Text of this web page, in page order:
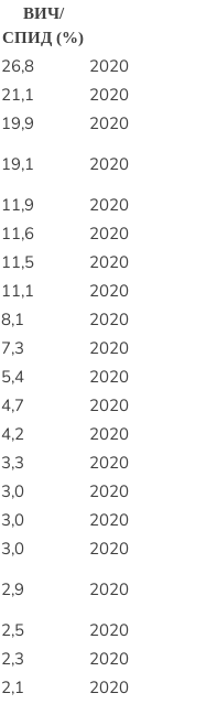
ВИЧ/
СПИД (%)
26,8
2020
21,1
2020
19,9
2020
19,1
2020
11,9
2020
11,6
2020
11,5
2020
11,1
2020
8,1
2020
7,3
2020
5,4
2020
4,7
2020
4,2
2020
3,3
2020
3,0
2020
3,0
2020
3,0
2020
2,9
2020
2,5
2020
2,3
2020
2,1
2020